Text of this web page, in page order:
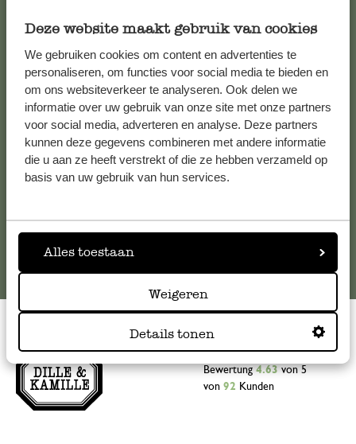
Deze website maakt gebruik van cookies
We gebruiken cookies om content en advertenties te
personaliseren, om functies voor social media te bieden en
om ons websiteverkeer te analyseren. Ook delen we
informatie over uw gebruik van onze site met onze partners
voor social media, adverteren en analyse. Deze partners
kunnen deze gegevens combineren met andere informatie
die u aan ze heeft verstrekt of die ze hebben verzameld op
basis van uw gebruik van hun services.
Alles toestaan
Weigeren
Details tonen
Kundenservice/Hilfe
Falls Sie Fragen haben oder Tipps und Hilfe brauchen, wenden
Sie sich bitte an unseren Kundenservice. Oder lesen Sie hier
die Antworten auf häufig gestellte Fragen .
kundenservice@dille-kamille.at
Bewertung4.63von 5
von 92 Kunden